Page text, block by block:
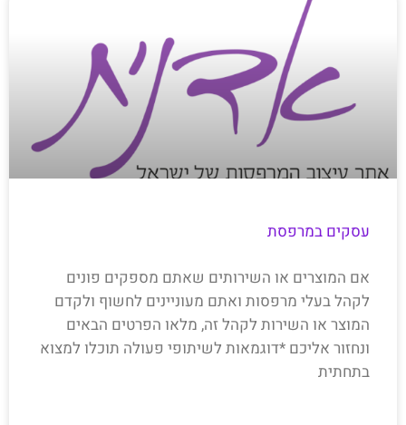
עסקים במרפסת
אם המוצרים או השירותים שאתם מספקים פונים
לקהל בעלי מרפסות ואתם מעוניינים לחשוף ולקדם
המוצר או השירות לקהל זה, מלאו הפרטים הבאים
ונחזור אליכם *דוגמאות לשיתופי פעולה תוכלו למצוא
בתחתית